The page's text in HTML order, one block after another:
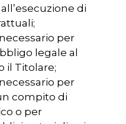
di
per
legale al
il Titolare;
per
compito di
o per